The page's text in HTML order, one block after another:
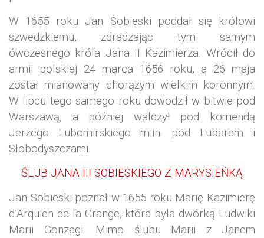
W 1655 roku Jan Sobieski poddał się królowi
szwedzkiemu, zdradzając tym samym
ówczesnego króla Jana II Kazimierza. Wrócił do
armii polskiej 24 marca 1656 roku, a 26 maja
został mianowany chorążym wielkim koronnym.
W lipcu tego samego roku dowodził w bitwie pod
Warszawą, a później walczył pod komendą
Jerzego Lubomirskiego m.in. pod Lubarem i
Słobodyszczami.
ŚLUB JANA III SOBIESKIEGO Z MARYSIEŃKĄ
Jan Sobieski poznał w 1655 roku Marię Kazimierę
d’Arquien de la Grange, która była dwórką Ludwiki
Marii Gonzagi. Mimo ślubu Marii z Janem